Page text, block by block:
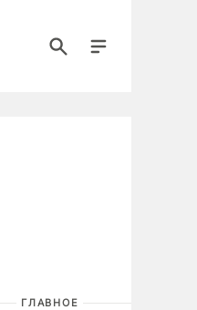
ГЛАВНОЕ